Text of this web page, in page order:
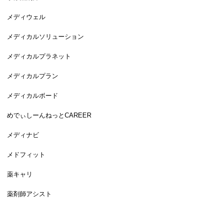
メディウェル
メディカルソリューション
メディカルプラネット
メディカルプラン
メディカルボード
めでぃしーんねっとCAREER
メディナビ
メドフィット
薬キャリ
薬剤師アシスト